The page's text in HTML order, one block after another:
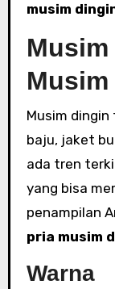
musim
Musim
baju, jaket
ada tren
yang bisa
penampilan
pria musim
Warna